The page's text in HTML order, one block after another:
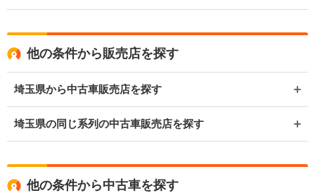
他の条件から販売店を探す
埼玉県から中古車販売店を探す
埼玉県の同じ系列の中古車販売店を探す
他の条件から中古車を探す